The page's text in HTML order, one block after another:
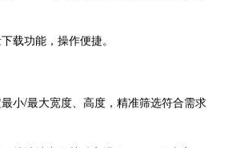
载功能，操作便捷。
小/最大宽度、高度，精准筛选符合需求